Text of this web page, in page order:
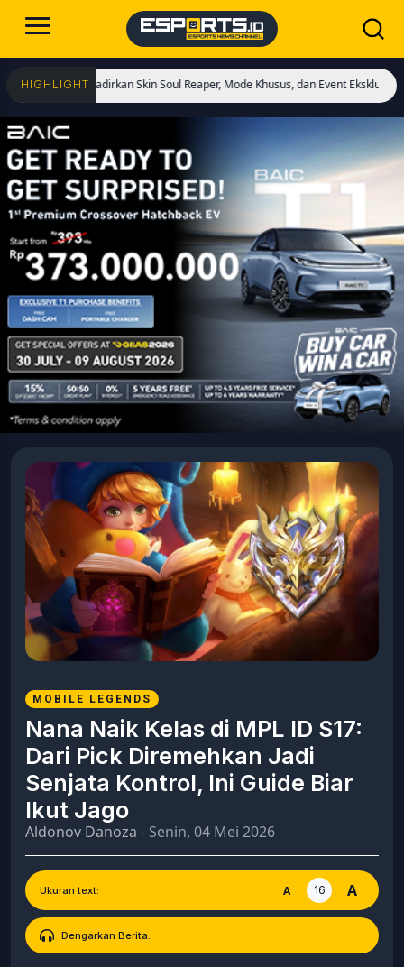
HIGHLIGHT
Hadirkan Skin Soul Reaper, Mode Khusus, dan Event Eksklusif! Cristiano
MOBILE LEGENDS
Nana Naik Kelas di MPL ID S17:
Dari Pick Diremehkan Jadi
Senjata Kontrol, Ini Guide Biar
Ikut Jago
Aldonov Danoza - Senin, 04 Mei 2026
Ukuran text: A 16 A
Dengarkan Berita: